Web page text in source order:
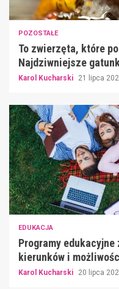
POZOSTAŁE
To zwierzęta, które
Najdziwniejsze
Karol Kucharski 21 lipca
EDUKACJA
Programy
kierunków i
Karol Kucharski 20 lipca